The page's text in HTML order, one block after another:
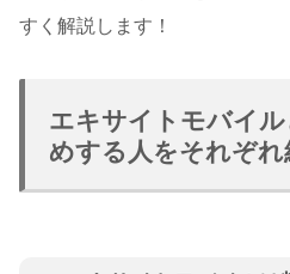
すく解説します！
エキサイトモバイ
めする人をそれぞれ